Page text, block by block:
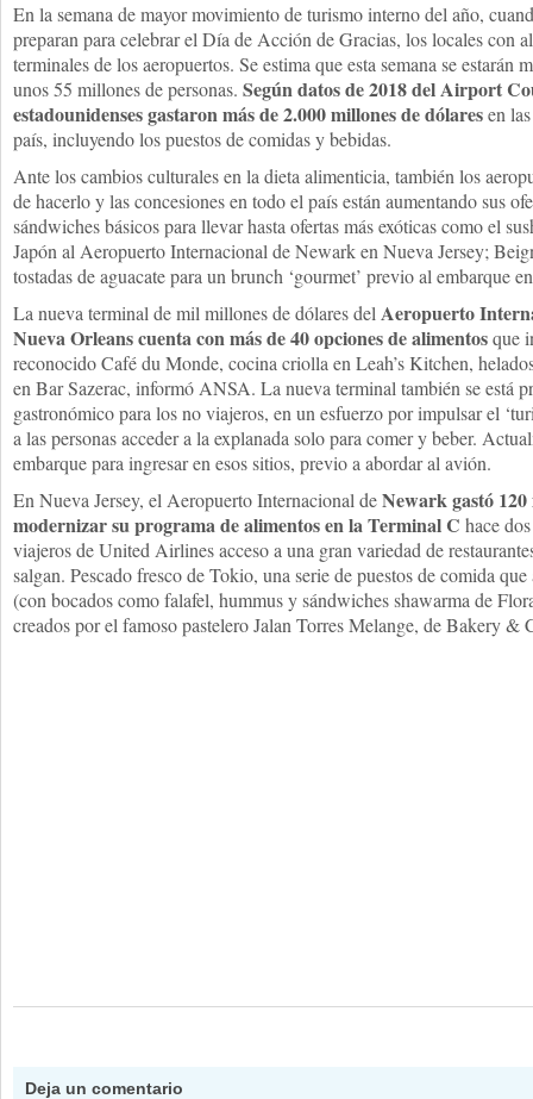
En la semana de mayor movimiento de turismo interno del año,
preparan para celebrar el Día de Acción de Gracias, los locales con
terminales de los aeropuertos. Se estima que esta semana se estarán
unos 55 millones de personas. Según datos de 2018 del Airport
estadounidenses gastaron más de 2.000 millones de dólaresen
país, incluyendo los puestos de comidas y bebidas.
Ante los cambios culturales en la dieta alimenticia, también los
de hacerlo y las concesiones en todo el país están aumentando sus
sándwiches básicos para llevar hasta ofertas más exóticas como el
Japón al Aeropuerto Internacional de Newark en Nueva Jersey;
tostadas de aguacate para un brunch ‘gourmet’ previo al embarque
La nueva terminal de mil millones de dólares del Aeropuerto
Nueva Orleans cuenta con más de 40 opciones de alimentosque
reconocido Café du Monde, cocina criolla en Leah’s Kitchen,
en Bar Sazerac, informó ANSA. La nueva terminal también se está
gastronómico para los no viajeros, en un esfuerzo por impulsar el
a las personas acceder a la explanada solo para comer y beber.
embarque para ingresar en esos sitios, previo a abordar al avión.
En Nueva Jersey, el Aeropuerto Internacional deNewark gastó
modernizar su programa de alimentos en la Terminal C hace
viajeros de United Airlines acceso a una gran variedad de
salgan. Pescado fresco de Tokio, una serie de puestos de comida
(con bocados como falafel, hummus y sándwiches shawarma de
creados por el famoso pastelero Jalan Torres Melange, de Bakery &
Deja un comentario